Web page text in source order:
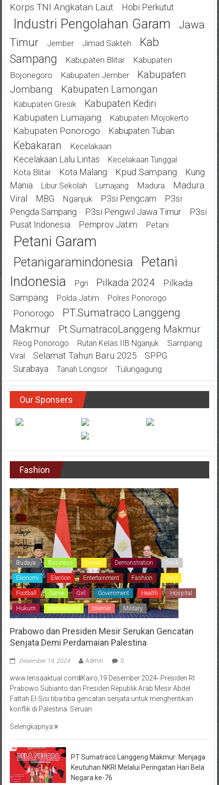
Korps TNI Angkatan Laut Hobi Perkutut
Industri Pengolahan Garam
Jawa
Timur
Jember Jimad Sakteh
Kab
Sampang
Kabupaten Blitar
Kabupaten
Bojonegoro
Kabupaten Jember
Kabupaten
Jombang
Kabupaten Lamongan
Kabupaten Gresik
Kabupaten Kediri
Kabupaten Lumajang
Kabupaten Mojokerto
Kabupaten Ponorogo Kabupaten Tuban
Kebakaran Kecelakaan
Kecelakaan Lalu Lintas Kecelakaan Tunggal
Kota Blitar Kota Malang Kpud Sampang
Kung
Mania
Libur Sekolah Lumajang Madura
Madura
Viral
MBG Nganjuk P3si Pengcam
P3si
Pengda Sampang
P3si Pengwil Jawa Timur
P3si
Pusat Indonesia
Pemprov Jatim Petani
Petani Garam
Petanigaramindonesia
Petani
Indonesia
Pgri Pilkada 2024
Pilkada
Sampang
Polda Jatim Polres Ponorogo
Ponorogo
PT.Sumatraco Langgeng
Makmur
Pt.SumatracoLanggeng Makmur
Reog Ponorogo Rutan Kelas IIB Nganjuk
Sampang
Viral
Selamat Tahun Baru 2025
SPPG
Surabaya
Tanah Longsor Tulungagung
Our Sponsers
Fashion
Budaya Business Dearah Demonstration Drink
Ekonomi Election Entertainment Fashion Food
Football Game Girl Government Health Hospital
Hukum International Internet Military
Prabowo dan Presiden Mesir Serukan Gencatan
Senjata Demi Perdamaian Palestina
Desember 19, 2024 Admin 0
www.lensaaktual.comǁKairo,19 Desember 2024- Presiden RI
Prabowo Subianto dan Presiden Republik Arab Mesir Abdel
Fattah El-Sisi tiba-tiba gencatan senjata untuk menghentikan
konflik di Palestina. Seruan
Selengkapnya
PT Sumatraco Langgeng Makmur: Menjaga
Keutuhan NKRI Melalui Peringatan Hari Bela
Negara ke-76